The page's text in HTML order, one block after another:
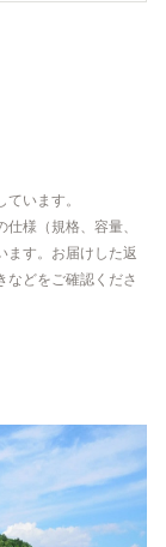
います。
様（規格、容量、
ます。お届けした返
などをご確認くださ